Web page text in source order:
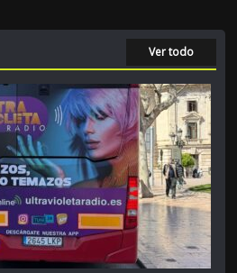
Ver todo